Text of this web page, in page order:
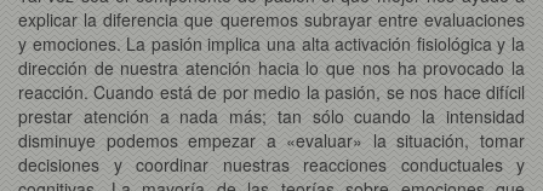
explicar la diferencia que queremos subrayar entre evaluaciones
y emociones. La pasión implica una alta activación fisiológica y la
dirección de nuestra atención hacia lo que nos ha provocado la
reacción. Cuando está de por medio la pasión, se nos hace difícil
prestar atención a nada más; tan sólo cuando la intensidad
disminuye podemos empezar a «evaluar» la situación, tomar
decisiones y coordinar nuestras reacciones conductuales y